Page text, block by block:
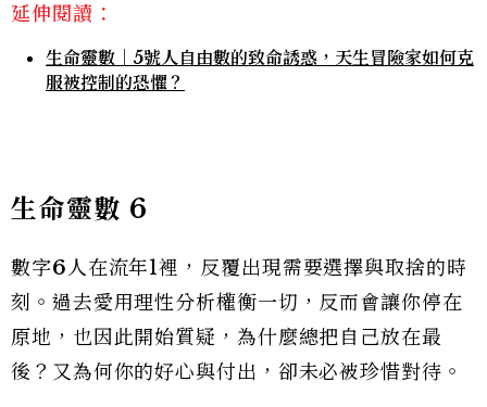
延伸閱讀：
生命靈數｜5號人自由數的致命誘惑，天生冒險家如何克
服被控制的恐懼？
生命靈數 6
數字6人在流年1裡，反覆出現需要選擇與取捨的時
刻。過去愛用理性分析權衡一切，反而會讓你停在
原地，也因此開始質疑，為什麼總把自己放在最
後？又為何你的好心與付出，卻未必被珍惜對待。